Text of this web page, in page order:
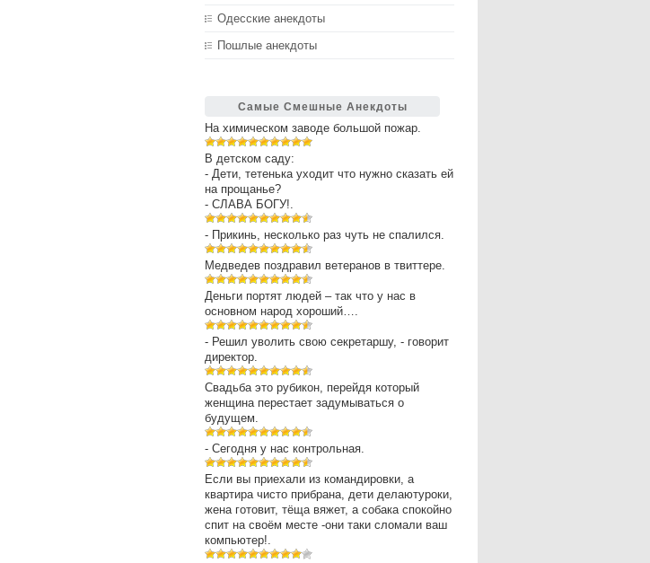
Одесские анекдоты
Пошлые анекдоты
Самые Смешные Анекдоты
На химическом заводе большой пожар.
В детском саду:
- Дети, тетенька уходит что нужно сказать ей
на прощанье?
- СЛАВА БОГУ!.
- Прикинь, несколько раз чуть не спалился.
Медведев поздравил ветеранов в твиттере.
Деньги портят людей – так что у нас в
основном народ хороший….
- Решил уволить свою секретаршу, - говорит
директор.
Свадьба это рубикон, перейдя который
женщина перестает задумываться о
будущем.
- Сегодня у нас контрольная.
Если вы приехали из командировки, а
квартира чисто прибрана, дети делаютуроки,
жена готовит, тёща вяжет, а собака спокойно
спит на своём месте -они таки сломали ваш
компьютер!.